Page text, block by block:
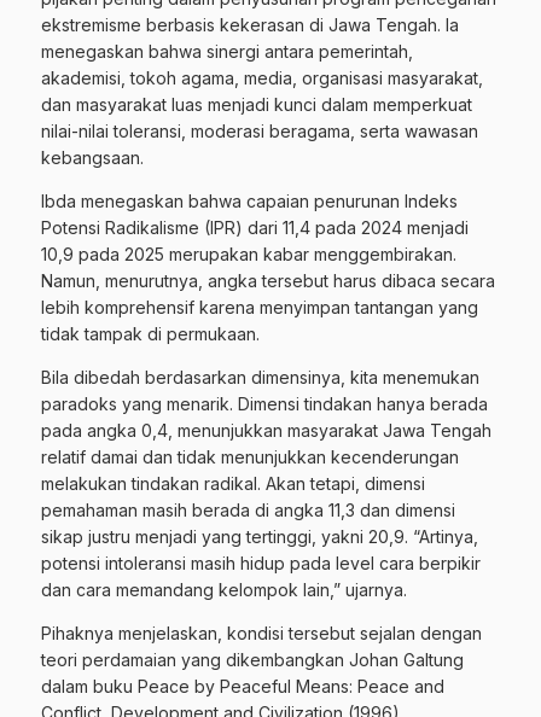
ekstremisme berbasis kekerasan di Jawa Tengah. Ia
menegaskan bahwa sinergi antara pemerintah,
akademisi, tokoh agama, media, organisasi masyarakat,
dan masyarakat luas menjadi kunci dalam memperkuat
nilai-nilai toleransi, moderasi beragama, serta wawasan
kebangsaan.
Ibda menegaskan bahwa capaian penurunan Indeks
Potensi Radikalisme (IPR) dari 11,4 pada 2024 menjadi
10,9 pada 2025 merupakan kabar menggembirakan.
Namun, menurutnya, angka tersebut harus dibaca secara
lebih komprehensif karena menyimpan tantangan yang
tidak tampak di permukaan.
Bila dibedah berdasarkan dimensinya, kita menemukan
paradoks yang menarik. Dimensi tindakan hanya berada
pada angka 0,4, menunjukkan masyarakat Jawa Tengah
relatif damai dan tidak menunjukkan kecenderungan
melakukan tindakan radikal. Akan tetapi, dimensi
pemahaman masih berada di angka 11,3 dan dimensi
sikap justru menjadi yang tertinggi, yakni 20,9. “Artinya,
potensi intoleransi masih hidup pada level cara berpikir
dan cara memandang kelompok lain,” ujarnya.
Pihaknya menjelaskan, kondisi tersebut sejalan dengan
teori perdamaian yang dikembangkan Johan Galtung
dalam buku Peace by Peaceful Means: Peace and
Conflict, Development and Civilization (1996).